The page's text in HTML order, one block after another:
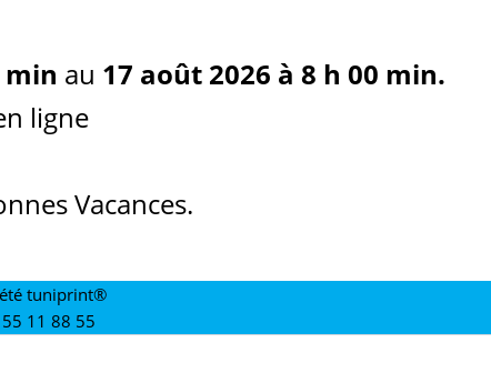
min au 17 août 2026 à 8 h 00 min.
ligne
Vacances.
tuniprint®
11 88 55